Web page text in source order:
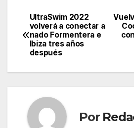
c
e
b
o
k
itt
er
ail at
s
p
e
gr
m
Navegación
de
entradas
UltraSwim 2022
volverá a conectar a
nado Formentera e
Ibiza tres años
después
Por